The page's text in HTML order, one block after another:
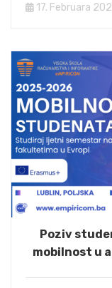
17. Februara
Poziv
mobilnost u